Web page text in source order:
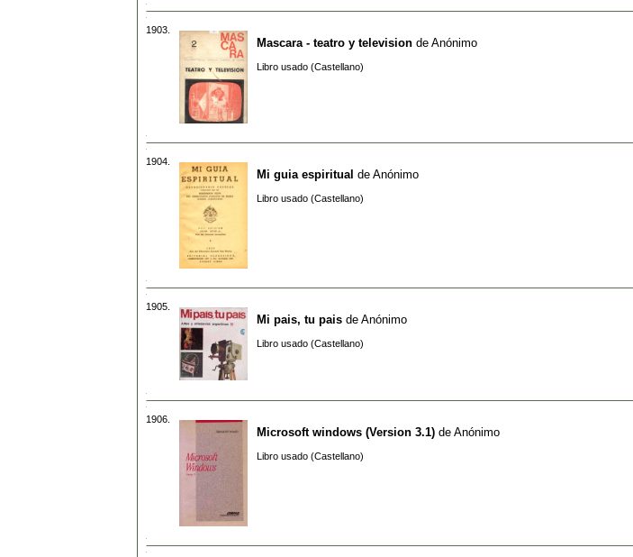
1903.
Mascara - teatro y television de Anónimo
Libro usado (Castellano)
1904.
Mi guia espiritual de Anónimo
Libro usado (Castellano)
1905.
Mi pais, tu pais de Anónimo
Libro usado (Castellano)
1906.
Microsoft windows (Version 3.1) de Anónimo
Libro usado (Castellano)